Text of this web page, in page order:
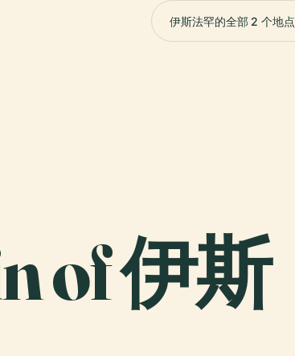
伊斯法罕的全部 2 个地点
of 伊斯